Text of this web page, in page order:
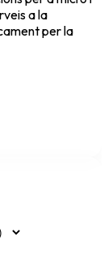
a la
per la